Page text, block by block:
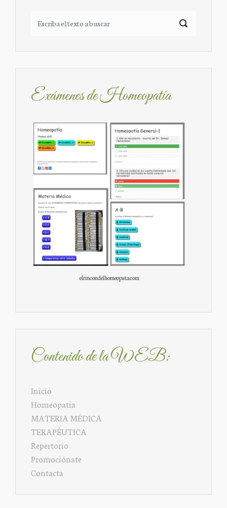
Exámenes de Homeopatía
elrincondelhomeopata.com
Contenido de la WEB:
Inicio
Homeopatía
MATERIA MÉDICA
TERAPÉUTICA
Repertorio
Promociónate
Contacta